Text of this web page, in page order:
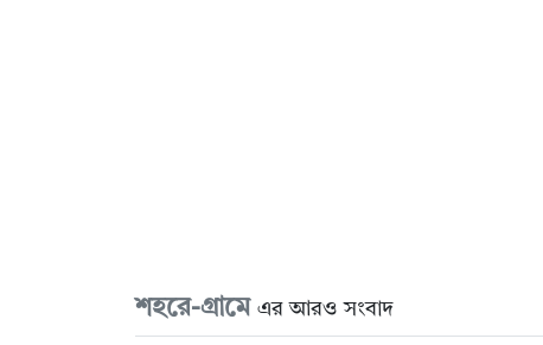
শহরে-গ্রামে এর আরও সংবাদ